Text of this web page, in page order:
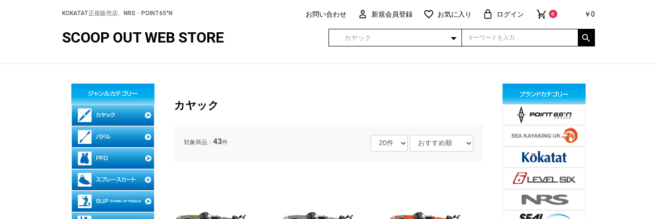
KOKATAT正規販売店、NRS・POINT65°N お問い合わせ 新規会員登録 お気に入り ログイン 0 ￥0
SCOOP OUT WEB STORE
カヤック
対象商品： 43件